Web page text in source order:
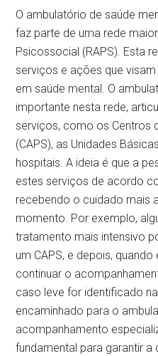
O ambulatório de saúde
faz parte de uma rede
Psicossocial (RAPS). Esta
serviços e ações que
em saúde mental. O
importante nesta rede,
serviços, como os Centros
(CAPS), as Unidades
hospitais. A ideia é que a
estes serviços de acordo
recebendo o cuidado mais
momento. Por exemplo,
tratamento mais intensivo
um CAPS, e depois,
continuar o
caso leve for identificado
encaminhado para o
acompanhamento
fundamental para garantir